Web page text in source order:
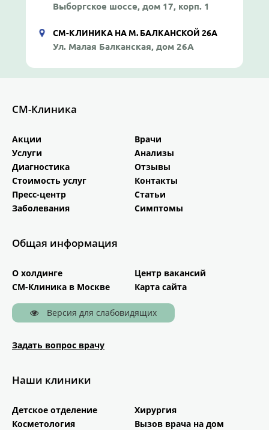
Выборгское шоссе, дом 17, корп. 1
СМ-КЛИНИКА НА М. БАЛКАНСКОЙ 26А
Ул. Малая Балканская, дом 26А
СМ-Клиника
Акции
Врачи
Услуги
Анализы
Диагностика
Отзывы
Стоимость услуг
Контакты
Пресс-центр
Статьи
Заболевания
Симптомы
Общая информация
О холдинге
Центр вакансий
СМ-Клиника в Москве
Карта сайта
Версия для слабовидящих
Задать вопрос врачу
Наши клиники
Детское отделение
Хирургия
Косметология
Вызов врача на дом